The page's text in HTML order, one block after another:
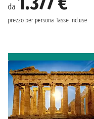
da
prezzo per persona Tasse incluse